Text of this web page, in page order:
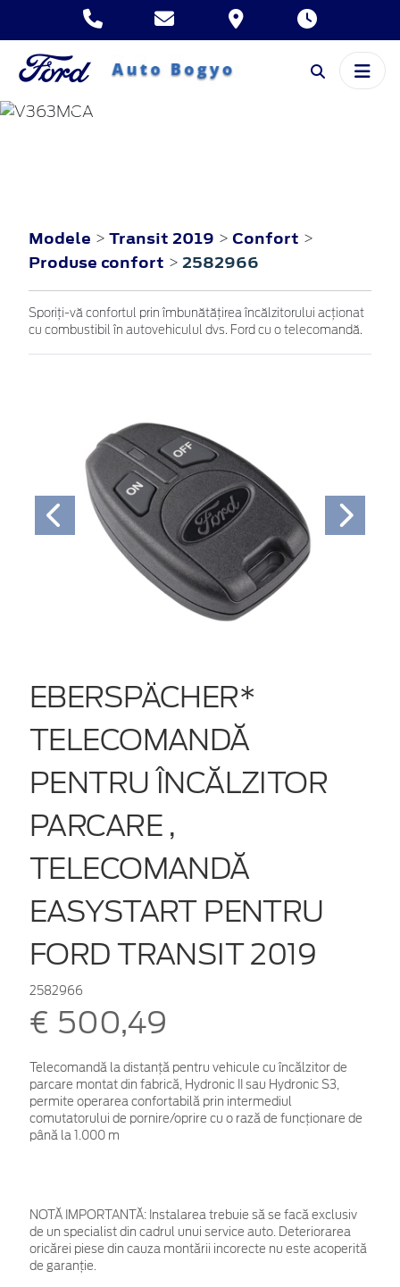
TRANSIT
Modele > Transit 2019 > Confort >
Produse confort > 2582966
Sporiţi-vă confortul prin îmbunătăţirea încălzitorului acţionat
cu combustibil în autovehiculul dvs. Ford cu o telecomandă.
EBERSPÄCHER*
TELECOMANDĂ
PENTRU ÎNCĂLZITOR
PARCARE ,
TELECOMANDĂ
EASYSTART PENTRU
FORD TRANSIT 2019
2582966
€ 500,49
Telecomandă la distanță pentru vehicule cu încălzitor de
parcare montat din fabrică, Hydronic II sau Hydronic S3,
permite operarea confortabilă prin intermediul
comutatorului de pornire/oprire cu o rază de funcționare de
până la 1.000 m
NOTĂ IMPORTANTĂ: Instalarea trebuie să se facă exclusiv
de un specialist din cadrul unui service auto. Deteriorarea
oricărei piese din cauza montării incorecte nu este acoperită
de garanţie.